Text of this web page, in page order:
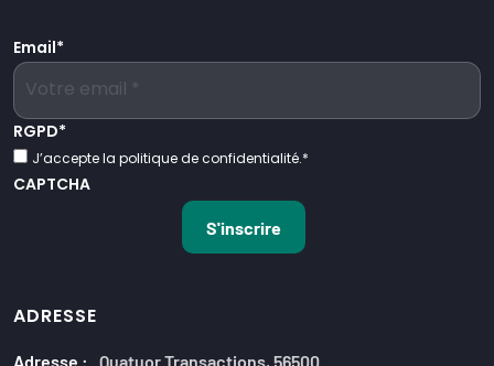
Email*
RGPD*
J’accepte la politique de confidentialité.*
CAPTCHA
ADRESSE
Adresse : Quatuor Transactions, 56500